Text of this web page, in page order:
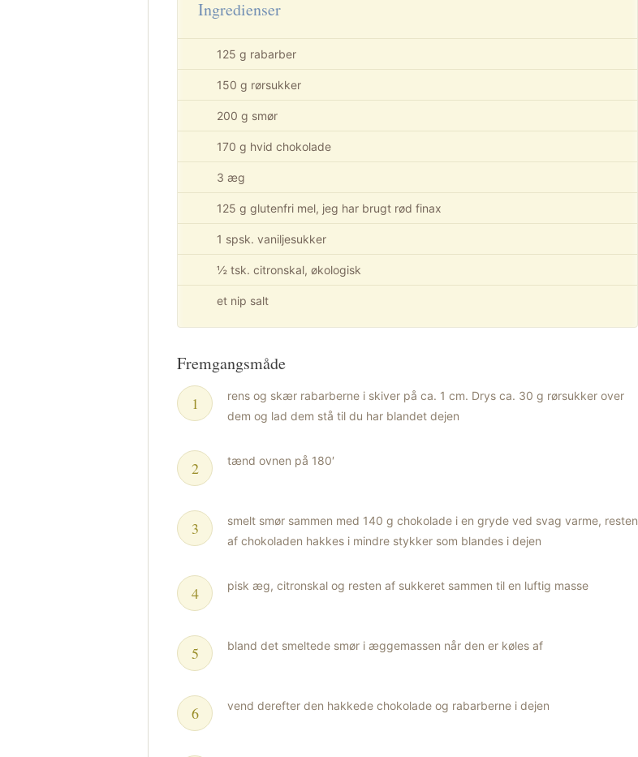
Ingredienser
125 g rabarber
150 g rørsukker
200 g smør
170 g hvid chokolade
3 æg
125 g glutenfri mel, jeg har brugt rød finax
1 spsk. vaniljesukker
½ tsk. citronskal, økologisk
et nip salt
Fremgangsmåde
rens og skær rabarberne i skiver på ca. 1 cm. Drys ca. 30 g rørsukker over
dem og lad dem stå til du har blandet dejen
tænd ovnen på 180′
smelt smør sammen med 140 g chokolade i en gryde ved svag varme, resten
af chokoladen hakkes i mindre stykker som blandes i dejen
pisk æg, citronskal og resten af sukkeret sammen til en luftig masse
bland det smeltede smør i æggemassen når den er køles af
vend derefter den hakkede chokolade og rabarberne i dejen